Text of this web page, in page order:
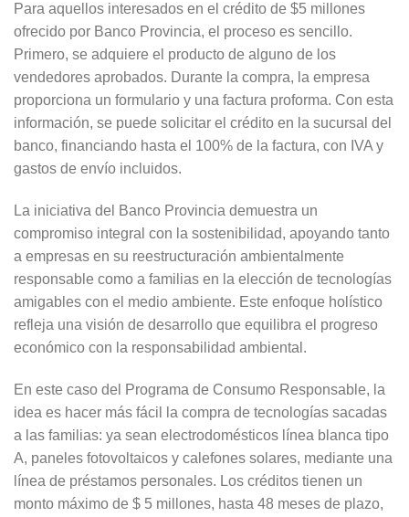
Para aquellos interesados en el crédito de $5 millones
ofrecido por Banco Provincia, el proceso es sencillo.
Primero, se adquiere el producto de alguno de los
vendedores aprobados. Durante la compra, la empresa
proporciona un formulario y una factura proforma. Con esta
información, se puede solicitar el crédito en la sucursal del
banco, financiando hasta el 100% de la factura, con IVA y
gastos de envío incluidos.
La iniciativa del Banco Provincia demuestra un
compromiso integral con la sostenibilidad, apoyando tanto
a empresas en su reestructuración ambientalmente
responsable como a familias en la elección de tecnologías
amigables con el medio ambiente. Este enfoque holístico
refleja una visión de desarrollo que equilibra el progreso
económico con la responsabilidad ambiental.
En este caso del Programa de Consumo Responsable, la
idea es hacer más fácil la compra de tecnologías sacadas
a las familias: ya sean electrodomésticos línea blanca tipo
A, paneles fotovoltaicos y calefones solares, mediante una
línea de préstamos personales. Los créditos tienen un
monto máximo de $ 5 millones, hasta 48 meses de plazo,